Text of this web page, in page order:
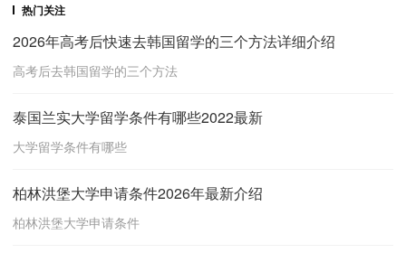
热门关注
2026年高考后快速去韩国留学的三个方法详细介绍
高考后去韩国留学的三个方法
泰国兰实大学留学条件有哪些2022最新
大学留学条件有哪些
柏林洪堡大学申请条件2026年最新介绍
柏林洪堡大学申请条件